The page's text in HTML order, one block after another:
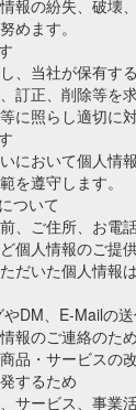
報の紛失、破壊
めます。
、当社が保有す
訂正、削除等を
に照らし適切に対
において個人情
を遵守します。
ついて
、ご住所、お電
個人情報のご提
だいた個人情報
やDM、E-Mailの
報のご連絡のため
品・サービスの
するため
サービス、事業